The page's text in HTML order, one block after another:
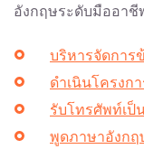
อังกฤษระดับมืออาชี
บริหารจัดการ
ดำเนินโครงก
รับโทรศัพท์เป็
พูดภาษาอังกฤ